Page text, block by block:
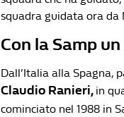
squadra guidata ora da
Con la Samp
Dall’Italia alla Spagna,
Claudio Ranieri, in
cominciato nel 1988 in